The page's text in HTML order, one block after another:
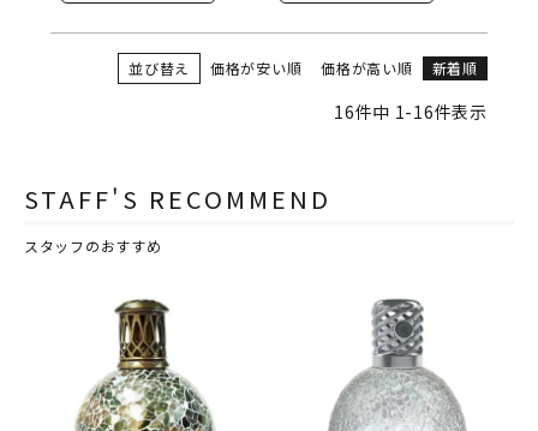
並び替え 価格が安い順 価格が高い順 新着順
16件中 1-16件表示
STAFF'S RECOMMEND
スタッフのおすすめ